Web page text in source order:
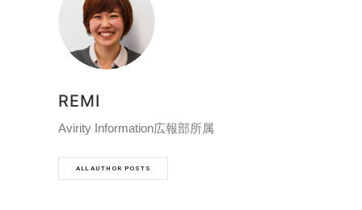
REMI
Avirity Information広報部所属
ALL AUTHOR POSTS